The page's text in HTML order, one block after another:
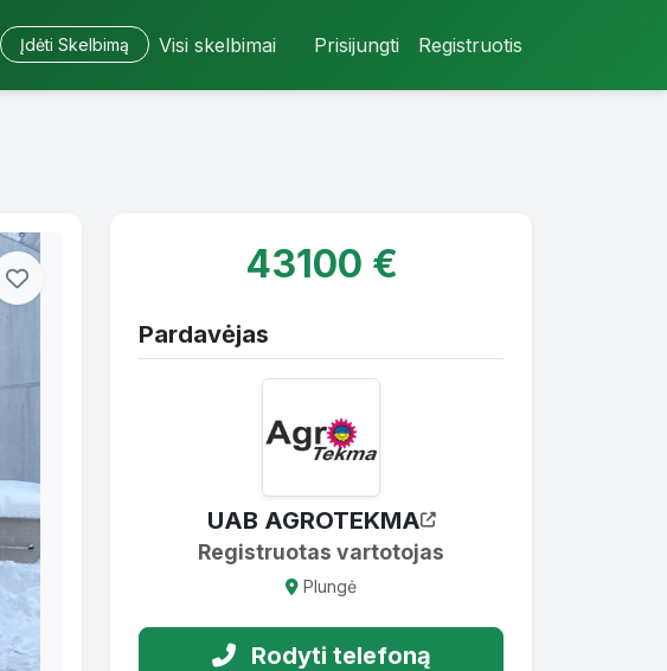
Įdėti Skelbimą Visi skelbimai Prisijungti Registruotis
43100 €
Pardavėjas
UAB AGROTEKMA
Registruotas vartotojas
Plungė
Rodyti telefoną